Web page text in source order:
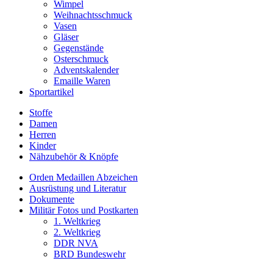
Wimpel
Weihnachtsschmuck
Vasen
Gläser
Gegenstände
Osterschmuck
Adventskalender
Emaille Waren
Sportartikel
Stoffe
Damen
Herren
Kinder
Nähzubehör & Knöpfe
Orden Medaillen Abzeichen
Ausrüstung und Literatur
Dokumente
Militär Fotos und Postkarten
1. Weltkrieg
2. Weltkrieg
DDR NVA
BRD Bundeswehr